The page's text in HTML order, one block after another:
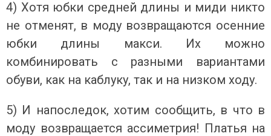
4) Хотя юбки средней длины и миди никто
не отменят, в моду возвращаются осенние
юбки длины макси. Их можно
комбинировать с разными вариантами
обуви, как на каблуку, так и на низком ходу.
5) И напоследок, хотим сообщить, в что в
моду возвращается ассиметрия! Платья на